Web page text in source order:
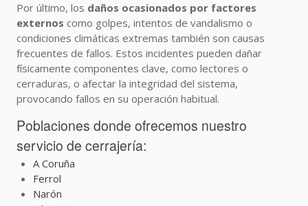
Por último, los daños ocasionados por factores
externos como golpes, intentos de vandalismo o
condiciones climáticas extremas también son causas
frecuentes de fallos. Estos incidentes pueden dañar
físicamente componentes clave, como lectores o
cerraduras, o afectar la integridad del sistema,
provocando fallos en su operación habitual.
Poblaciones donde ofrecemos nuestro
servicio de cerrajería:
A Coruña
Ferrol
Narón